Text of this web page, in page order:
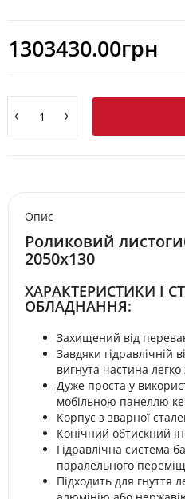
1303430.00грн
Опис
Роликовий
2050x130
ХАРАКТЕРИСТИКИ І
ОБЛАДНАННЯ:
Захищений від
Завдяки гідравлічній
вигнута частина легко
Дуже проста у
мобільною панеллю
Корпус з зварної
Конічний обтискний
Гідравлічна система
паралельного
Підходить для гнуття